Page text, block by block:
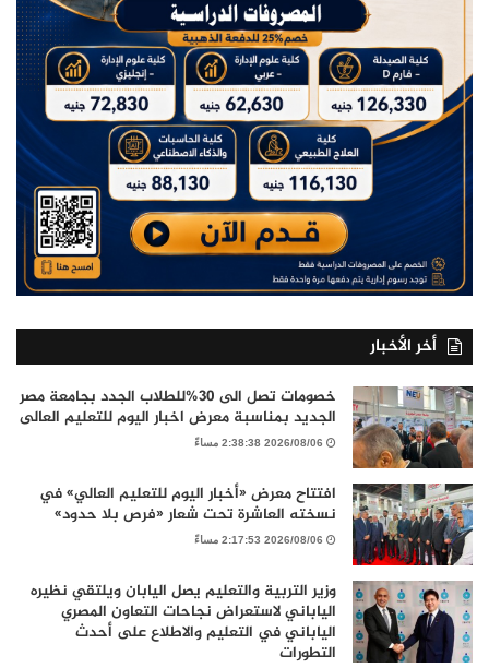
أخر الأخبار
خصومات تصل الى 30%للطلاب الجدد بجامعة مصر
الجديد بمناسبة معرض اخبار اليوم للتعليم العالى
2026/08/06 2:38:38 مساءً
افتتاح معرض «أخبار اليوم للتعليم العالي» في
نسخته العاشرة تحت شعار «فرص بلا حدود»
2026/08/06 2:17:53 مساءً
وزير التربية والتعليم يصل اليابان ويلتقي نظيره
الياباني لاستعراض نجاحات التعاون المصري
الياباني في التعليم والاطلاع على أحدث
التطورات